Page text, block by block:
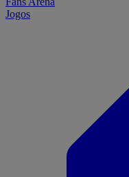
Jogos